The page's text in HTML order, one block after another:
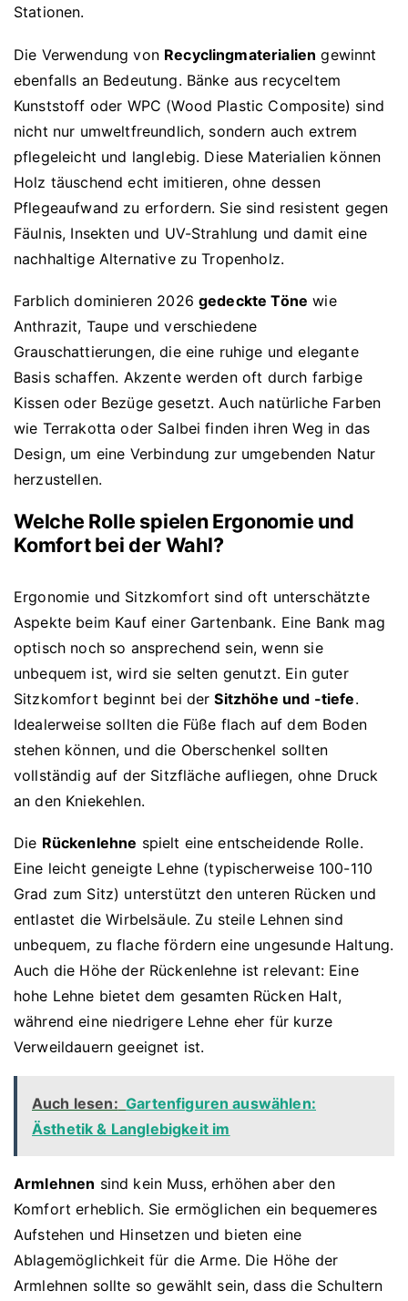
Stationen.
Die Verwendung von Recyclingmaterialien gewinnt
ebenfalls an Bedeutung. Bänke aus recyceltem
Kunststoff oder WPC (Wood Plastic Composite) sind
nicht nur umweltfreundlich, sondern auch extrem
pflegeleicht und langlebig. Diese Materialien können
Holz täuschend echt imitieren, ohne dessen
Pflegeaufwand zu erfordern. Sie sind resistent gegen
Fäulnis, Insekten und UV-Strahlung und damit eine
nachhaltige Alternative zu Tropenholz.
Farblich dominieren 2026 gedeckte Töne wie
Anthrazit, Taupe und verschiedene
Grauschattierungen, die eine ruhige und elegante
Basis schaffen. Akzente werden oft durch farbige
Kissen oder Bezüge gesetzt. Auch natürliche Farben
wie Terrakotta oder Salbei finden ihren Weg in das
Design, um eine Verbindung zur umgebenden Natur
herzustellen.
Welche Rolle spielen Ergonomie und
Komfort bei der Wahl?
Ergonomie und Sitzkomfort sind oft unterschätzte
Aspekte beim Kauf einer Gartenbank. Eine Bank mag
optisch noch so ansprechend sein, wenn sie
unbequem ist, wird sie selten genutzt. Ein guter
Sitzkomfort beginnt bei derSitzhöhe und -tiefe.
Idealerweise sollten die Füße flach auf dem Boden
stehen können, und die Oberschenkel sollten
vollständig auf der Sitzfläche aufliegen, ohne Druck
an den Kniekehlen.
Die Rückenlehne spielt eine entscheidende Rolle.
Eine leicht geneigte Lehne (typischerweise 100-110
Grad zum Sitz) unterstützt den unteren Rücken und
entlastet die Wirbelsäule. Zu steile Lehnen sind
unbequem, zu flache fördern eine ungesunde Haltung.
Auch die Höhe der Rückenlehne ist relevant: Eine
hohe Lehne bietet dem gesamten Rücken Halt,
während eine niedrigere Lehne eher für kurze
Verweildauern geeignet ist.
Auch lesen: Gartenfiguren auswählen:
Ästhetik & Langlebigkeit im
Armlehnen sind kein Muss, erhöhen aber den
Komfort erheblich. Sie ermöglichen ein bequemeres
Aufstehen und Hinsetzen und bieten eine
Ablagemöglichkeit für die Arme. Die Höhe der
Armlehnen sollte so gewählt sein, dass die Schultern